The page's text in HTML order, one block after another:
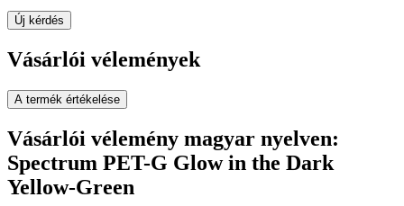
Új kérdés
Vásárlói vélemények
A termék értékelése
Vásárlói vélemény magyar nyelven:
Spectrum PET-G Glow in the Dark
Yellow-Green